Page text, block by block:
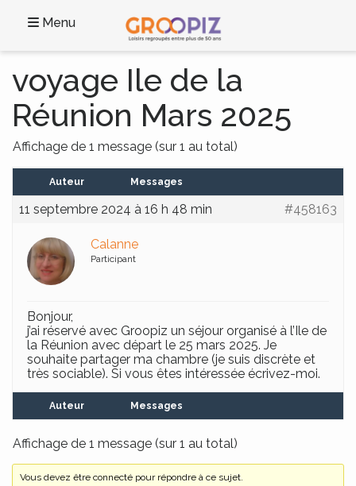
Menu
voyage Ile de la
Réunion Mars 2025
Affichage de 1 message (sur 1 au total)
Auteur Messages
11 septembre 2024 à 16 h 48 min #458163
Calanne
Participant
Bonjour,
j’ai réservé avec Groopiz un séjour organisé à l’Ile de
la Réunion avec départ le 25 mars 2025. Je
souhaite partager ma chambre (je suis discrète et
très sociable). Si vous êtes intéressée écrivez-moi.
Auteur Messages
Affichage de 1 message (sur 1 au total)
Vous devez être connecté pour répondre à ce sujet.